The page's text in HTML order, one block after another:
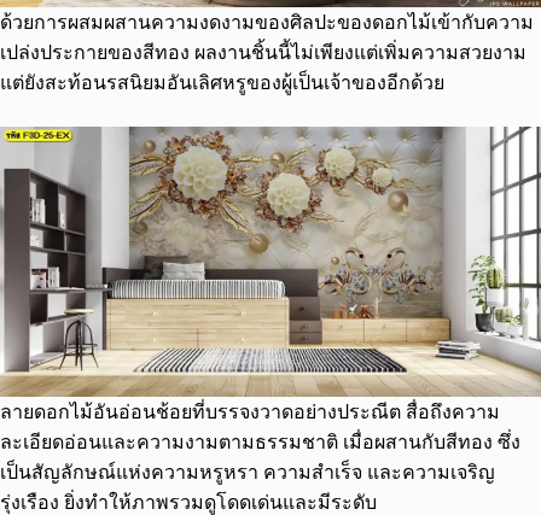
ด้วยการผสมผสานความงดงามของศิลปะของดอกไม้เข้ากับความ
เปล่งประกายของสีทอง ผลงานชิ้นนี้ไม่เพียงแต่เพิ่มความสวยงาม
แต่ยังสะท้อนรสนิยมอันเลิศหรูของผู้เป็นเจ้าของอีกด้วย
ลายดอกไม้อันอ่อนช้อยที่บรรจงวาดอย่างประณีต สื่อถึงความ
ละเอียดอ่อนและความงามตามธรรมชาติ เมื่อผสานกับสีทอง ซึ่ง
เป็นสัญลักษณ์แห่งความหรูหรา ความสำเร็จ และความเจริญ
รุ่งเรือง ยิ่งทำให้ภาพรวมดูโดดเด่นและมีระดับ